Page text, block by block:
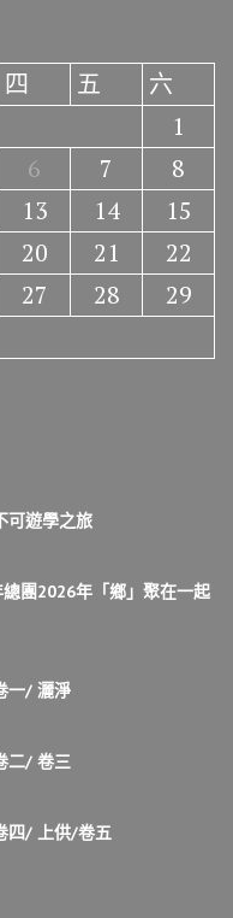
四 五
六
1
6 7
8
13 14
15
20 21
22
27 28
29
可遊學之旅
團2026年「鄉」聚在一起
一/ 灑淨
二/ 卷三
四/ 上供/卷五